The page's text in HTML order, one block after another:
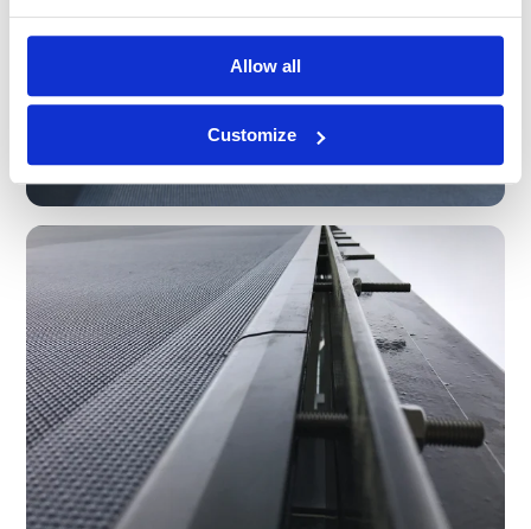
Allow all
Customize